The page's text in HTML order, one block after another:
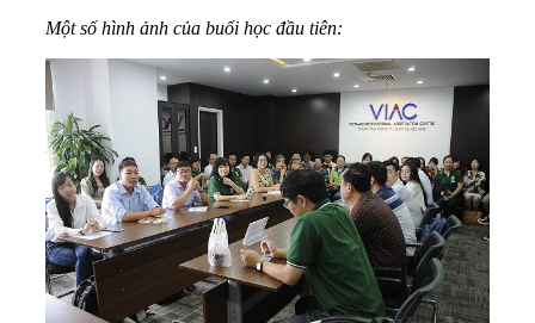
Một số hình ảnh của buổi học đầu tiên: